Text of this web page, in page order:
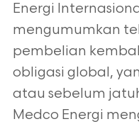
Energi
mengumumkan
pembelian
obligasi global,
atau sebelum
Medco Energi